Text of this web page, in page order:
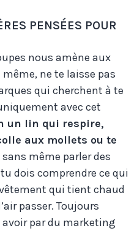
PENSÉES POUR
nous amène aux
ne te laisse pas
qui cherchent à te
avec cet
un lin qui respire,
aux mollets ou te
sans même parler des
dois comprendre ce qui
qui tient chaud
passer. Toujours
par du marketing